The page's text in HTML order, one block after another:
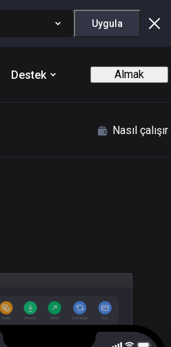
Uygula
Destek Almak
Nasıl çalışır